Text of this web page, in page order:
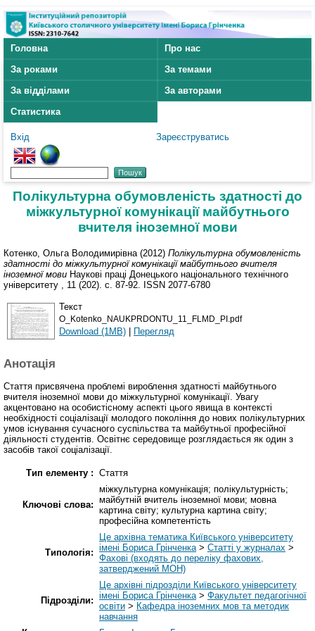
Головна
Про нас
За роками
За темами
За відділами
За авторами
Статистика
Вхід Зареєструватись
Полікультурна обумовленість здатності до
міжкультурної комунікації майбутнього
вчителя іноземної мови
Котенко, Ольга Володимирівна (2012) Полікультурна обумовленість
здатності до міжкультурної комунікації майбутнього вчителя
іноземної мови Наукові праці Донецького національного технічного
університету , 11 (202). с. 87-92. ISSN 2077-6780
Текст
O_Kotenko_NAUKPRDONTU_11_FLMD_PI.pdf
Download (1MB) | Перегляд
Анотація
Стаття присвячена проблемі вироблення здатності майбутнього
вчителя іноземної мови до міжкультурної комунікації. Увагу
акцентовано на особистісному аспекті цього явища в контексті
необхідності соціалізації молодого покоління до нових полікультурних
умов існування сучасного суспільства та майбутньої професійної
діяльності студентів. Освітнє середовище розглядається як один з
засобів такої соціалізації.
Тип елементу : Стаття
Ключові слова:
міжкультурна комунікація; полікультурність;
майбутній вчитель іноземної мови; мовна
картина світу; культурна картина світу;
професійна компетентість
Типологія:
Це архівна тематика Київського університету
імені Бориса Грінченка> Статті у журналах >
Фахові (входять до переліку фахових,
затверджений МОН)
Підрозділи:
Це архівні підрозділи Київського університету
імені Бориса Грінченка> Факультет педагогічної
освіти > Кафедра іноземних мов та методик
навчання